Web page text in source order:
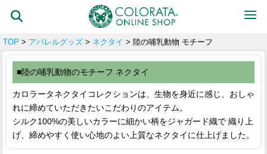
TOP > アパレルグッズ > ネクタイ > 陸の哺乳動物 モチーフ
■陸の哺乳動物のモチーフ ネクタイ
カロラータネクタイコレクションは、生物を身近に感じ、おしゃ
れに締めていただきたいこだわりのアイテム。
シルク100%の美しいカラーに細かい柄をジャガード織で 織り上
げ、締めやすく使い心地のよい上質なネクタイに仕上げました。